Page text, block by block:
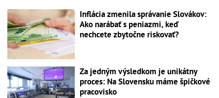
Inflácia zmenila správanie Slovákov:
Ako narábať s peniazmi, keď
nechcete zbytočne riskovať?
Za jedným výsledkom je unikátny
proces: Na Slovensku máme špičkové
pracovisko